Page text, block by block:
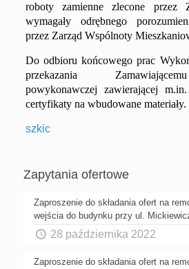
roboty zamienne zlecone przez
wymagały odrębnego
przez Zarząd Wspólnoty
Do odbioru końcowego prac
przekazania
powykonawczej zawierającej
certyfikaty na wbudowane materiały.
szkic
Zapytania ofertowe
Zaproszenie do składania ofert na
wejścia do budynku przy ul.
28 października 2022
Zaproszenie do składania ofert na